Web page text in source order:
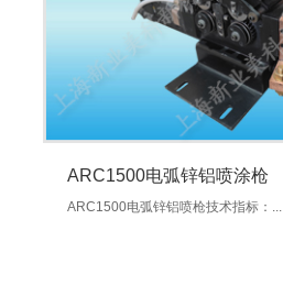
ARC1500电弧锌铝喷涂枪
ARC1500电弧锌铝喷枪技术指标：...